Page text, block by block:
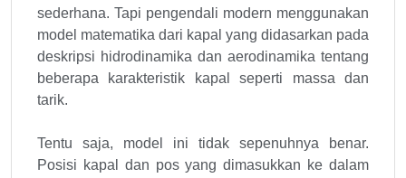
sederhana. Tapi pengendali modern menggunakan
model matematika dari kapal yang didasarkan pada
deskripsi hidrodinamika dan aerodinamika tentang
beberapa karakteristik kapal seperti massa dan
tarik.
Tentu saja, model ini tidak sepenuhnya benar.
Posisi kapal dan pos yang dimasukkan ke dalam